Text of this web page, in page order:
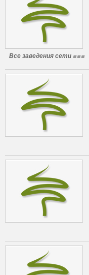
Все заведения сети